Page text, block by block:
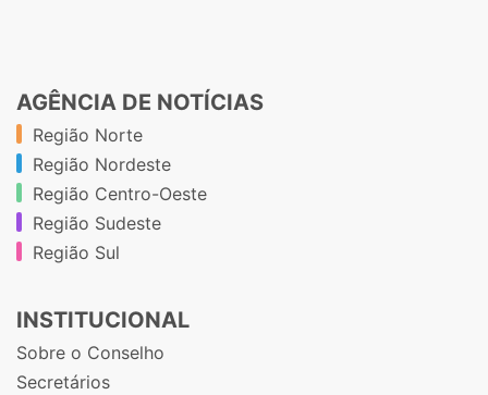
AGÊNCIA DE NOTÍCIAS
Região Norte
Região Nordeste
Região Centro-Oeste
Região Sudeste
Região Sul
INSTITUCIONAL
Sobre o Conselho
Secretários